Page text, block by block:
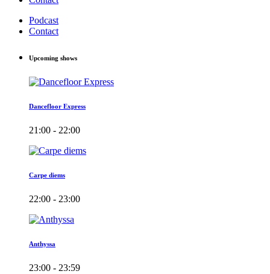
Podcast
Contact
Upcoming shows
Dancefloor Express
21:00 - 22:00
Carpe diems
22:00 - 23:00
Anthyssa
23:00 - 23:59